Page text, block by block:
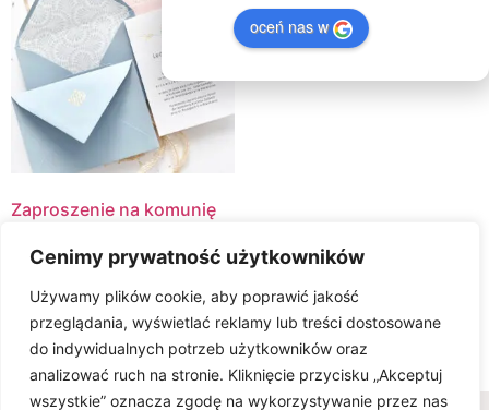
Cenimy prywatność użytkowników
Używamy plików cookie, aby poprawić jakość
przeglądania, wyświetlać reklamy lub treści dostosowane
do indywidualnych potrzeb użytkowników oraz
analizować ruch na stronie. Kliknięcie przycisku „Akceptuj
wszystkie” oznacza zgodę na wykorzystywanie przez nas
Zaproszenie na komunię
14.00zł
Select Options
oceń nas w